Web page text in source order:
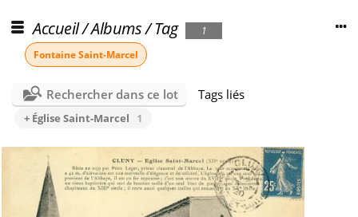
Accueil/Albums/Tag
1
Fontaine Saint-Marcel
Rechercher dans ce lot Tags liés
+ Église Saint-Marcel 1